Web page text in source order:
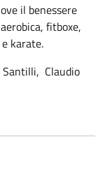
il benessere
fitboxe,
karate.
Santilli, Claudio